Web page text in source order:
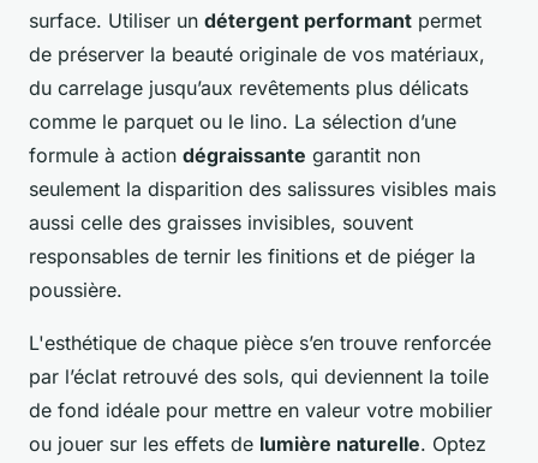
surface. Utiliser un détergent performant permet
de préserver la beauté originale de vos matériaux,
du carrelage jusqu’aux revêtements plus délicats
comme le parquet ou le lino. La sélection d’une
formule à action dégraissante garantit non
seulement la disparition des salissures visibles mais
aussi celle des graisses invisibles, souvent
responsables de ternir les finitions et de piéger la
poussière.
L'esthétique de chaque pièce s’en trouve renforcée
par l’éclat retrouvé des sols, qui deviennent la toile
de fond idéale pour mettre en valeur votre mobilier
ou jouer sur les effets de lumière naturelle. Optez